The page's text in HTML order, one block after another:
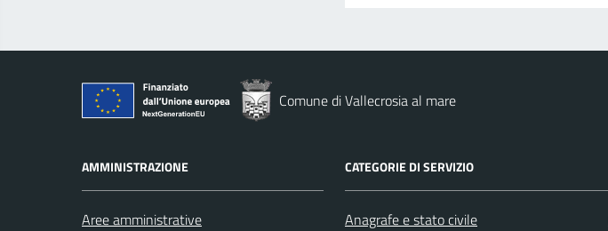
Comune di Vallecrosia al mare
AMMINISTRAZIONE
Aree amministrative
CATEGORIE DI SERVIZIO
Anagrafe e stato civile